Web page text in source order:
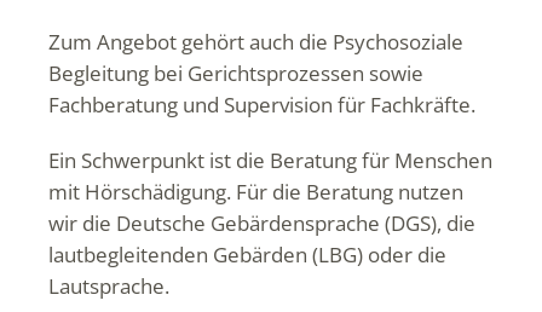
Zum Angebot gehört auch die Psychosoziale
Begleitung bei Gerichtsprozessen sowie
Fachberatung und Supervision für Fachkräfte.
Ein Schwerpunkt ist die Beratung für Menschen
mit Hörschädigung. Für die Beratung nutzen
wir die Deutsche Gebärdensprache (DGS), die
lautbegleitenden Gebärden (LBG) oder die
Lautsprache.